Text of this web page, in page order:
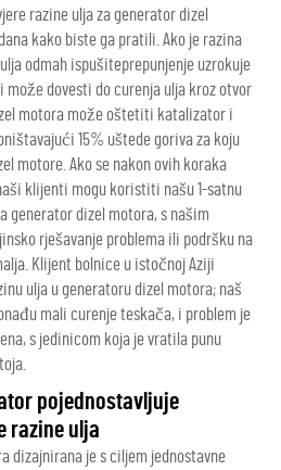
razine ulja za generator dizel
kako biste ga pratili. Ako je razina
odmah ispušiteprepunjenje uzrokuje
može dovesti do curenja ulja kroz otvor
motora može oštetiti katalizator i
15% uštede goriva za koju
motore. Ako se nakon ovih koraka
klijenti mogu koristiti našu 1-satnu
generator dizel motora, s našim
rješavanje problema ili podršku na
Klijent bolnice u istočnoj Aziji
ulja u generatoru dizel motora; naš
mali curenje teskača, i problem je
s jedinicom koja je vratila punu
pojednostavljuje
razine ulja
dizajnirana je s ciljem jednostavne